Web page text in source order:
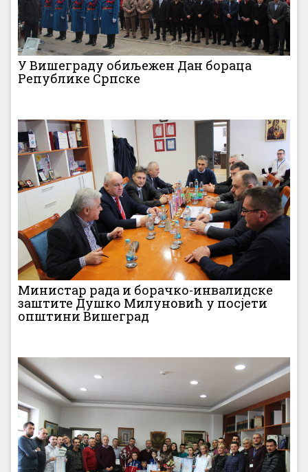
У Вишеграду обиљежен Дан бораца
Републике Српске
Министар рада и борачко-инвалидске
заштите Душко Милуновић у посјети
општини Вишеград